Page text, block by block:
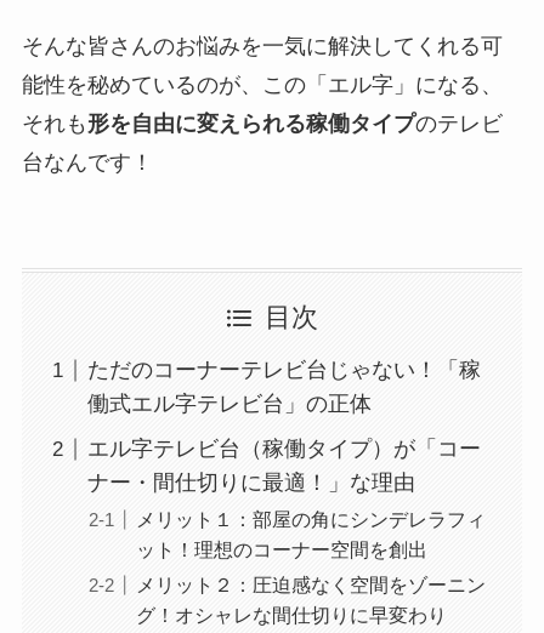
そんな皆さんのお悩みを一気に解決してくれる可
能性を秘めているのが、この「エル字」になる、
それも 形を自由に変えられる稼働タイプのテレビ
台なんです！
目次
ただのコーナーテレビ台じゃない！「稼
働式エル字テレビ台」の正体
エル字テレビ台（稼働タイプ）が「コー
ナー・間仕切りに最適！」な理由
メリット１：部屋の角にシンデレラフィ
ット！理想のコーナー空間を創出
メリット２：圧迫感なく空間をゾーニン
グ！オシャレな間仕切りに早変わり